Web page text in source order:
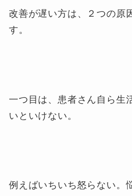
改善が遅い方は、２つの原
す。
一つ目は、患者さん自ら生
いといけない。
例えばいちいち怒らない。